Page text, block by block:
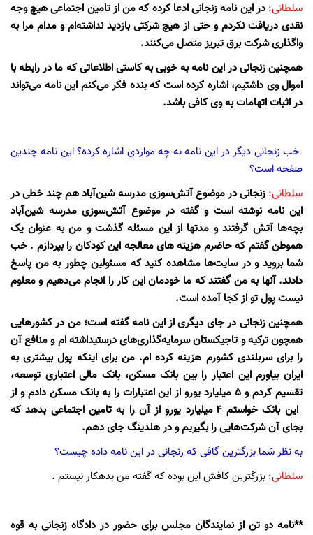
سلطانی:در این نامه زنجانی ادعا کرده که من از تامین اجتماعی هیچ وجه
نقدی دریافت نکردم و حتی از هیچ شرکتی بازدید نداشته‌ام و مدام مرا به
واگذاری شرکت برق تبریز متصل می‌کنند.
همچنین زنجانی در این نامه به خوبی به کاستی اطلاعاتی که ما در رابطه با
اموال وی داشتیم، اشاره کرده است که بنده فکر می‌کنم این نامه می‌تواند
در اثبات اتهامات به وی کافی باشد.
خب زنجانی دیگر در این نامه به چه مواردی اشاره کرده؟ این نامه چندین
صفحه است؟
سلطانی: زنجانی در موضوع آتش‌سوزی مدرسه شین‌آباد هم چند خطی در
این نامه نوشته است و گفته در موضوع آتش‌سوزی مدرسه شین‌آباد
بچه‌ها آتش گرفتند و مدتها از این مسئله گذشت و من به عنوان یک
هموطن گفتم که حاضرم هزینه های معالجه این کودکان را بپردازم . خب
شما بروید و در سایت‌ها مشاهده کنید که مسئولین چطور به من پاسخ
دادند. آنها به من گفتند که ما خودمان این کار را انجام می‌دهیم و معلوم
نیست پول تو از کجا آمده است.
همچنین زنجانی در جای دیگری از این نامه گفته است؛ من در کشورهایی
همچون ترکیه و تاجیکستان سرمایه‌گذاری‌های درستیداشته ام و منافع آن
را برای سربلندی کشورم هزینه کرده ام. من برای اینکه پول بیشتری به
ایران بیاورم این اعتبار را بین بانک مسکن، بانک مالی اعتباری توسعه،
تقسیم کردم و 5 میلیارد یورو از این اعتبارات را به بانک مسکن دادم و از
این بانک خواستم 4 میلیارد یورو از آن را به تامین اجتماعی بدهد که
بجای آن شرکت‌هایی را بگیریم و در هلدینگ جای دهم.
به نظر شما بزرگترین گافی که زنجانی در این نامه داده چیست؟
سلطانی: بزرگترین کافش این بوده که گفته من بدهکار نیستم .
**نامه دو تن از نمایندگان مجلس برای حضور در دادگاه زنجانی به قوه